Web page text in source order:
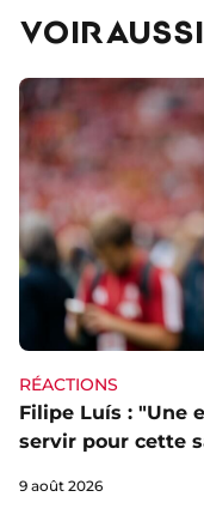
VOIR AUSSI
RÉACTIONS
Filipe Luís : "Une
servir pour cette
9 août 2026